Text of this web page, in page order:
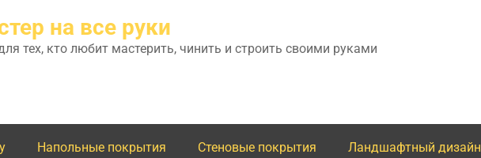
на все руки
тех, кто любит мастерить, чинить и строить своими руками
Напольные покрытия Стеновые покрытия Ландшафтный дизайн